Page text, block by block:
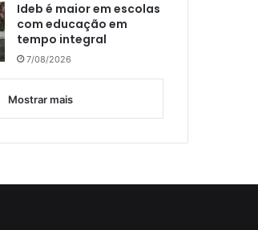
Ideb é maior em escolas
com educação em
tempo integral
7/08/2026
Mostrar mais